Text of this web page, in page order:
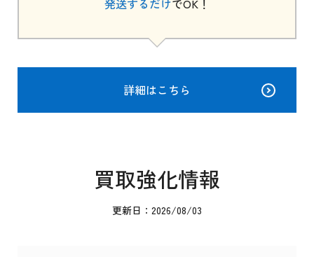
発送するだけでOK！
詳細はこちら
買取強化情報
更新日：2026/08/03